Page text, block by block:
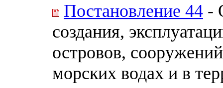
Постановление 44 -
создания,
островов,
морских водах и в